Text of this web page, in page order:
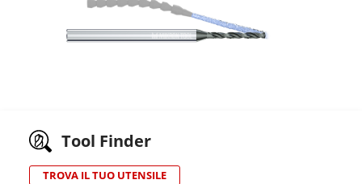
Tool Finder
TROVA IL TUO UTENSILE